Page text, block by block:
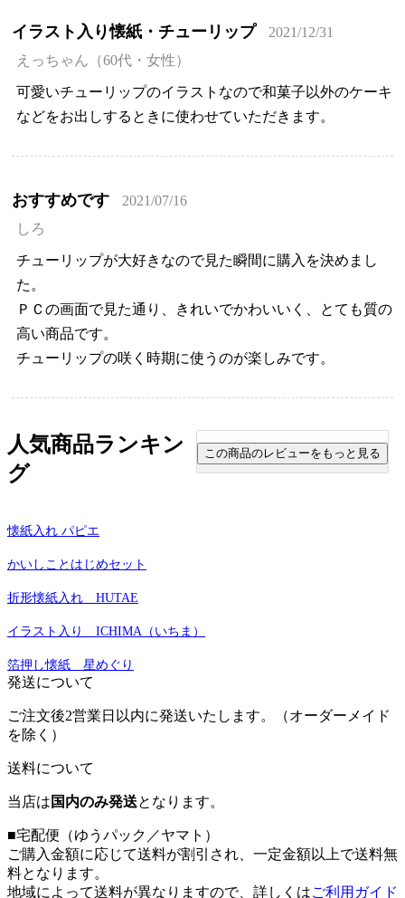
イラスト入り懐紙・チューリップ
2021/12/31
えっちゃん（60代・女性）
可愛いチューリップのイラストなので和菓子以外のケーキ
などをお出しするときに使わせていただきます。
おすすめです
2021/07/16
しろ
チューリップが大好きなので見た瞬間に購入を決めまし
た。
ＰＣの画面で見た通り、きれいでかわいいく、とても質の
高い商品です。
チューリップの咲く時期に使うのが楽しみです。
人気商品ランキン
グ
懐紙入れ パピエ
かいしことはじめセット
折形懐紙入れ HUTAE
イラスト入り ICHIMA（いちま）
箔押し懐紙 星めぐり
発送について
ご注文後2営業日以内に発送いたします。（オーダーメイド
を除く）
送料について
当店は 国内のみ発送となります。
■宅配便（ゆうパック／ヤマト）
ご購入金額に応じて送料が割引され、一定金額以上で送料無
料となります。
地域によって送料が異なりますので、詳しくはご利用ガイド